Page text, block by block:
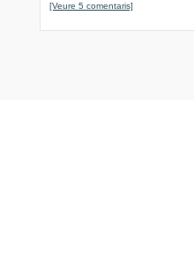
[Veure 5 comentaris]